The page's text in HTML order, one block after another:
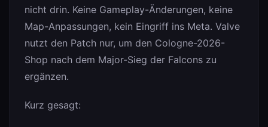
nicht drin. Keine Gameplay-Änderungen, keine
Map-Anpassungen, kein Eingriff ins Meta. Valve
nutzt den Patch nur, um den Cologne-2026-
Shop nach dem Major-Sieg der Falcons zu
ergänzen.
Kurz gesagt: